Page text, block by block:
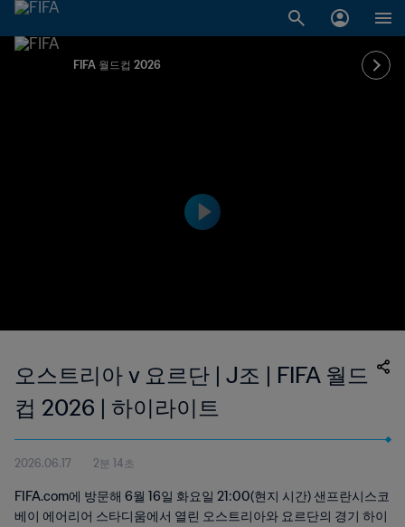
FIFA 월드컵 2026
오스트리아 v 요르단 | J조 | FIFA 월드
컵 2026 | 하이라이트
2026.06.17 2분 14초
FIFA.com에 방문해 6월 16일 화요일 21:00(현지 시간) 샌프란시스코
베이 에어리어 스타디움에서 열린 오스트리아와 요르단의 경기 하이